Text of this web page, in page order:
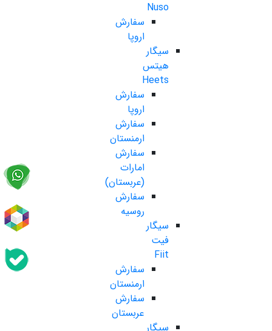
Nuso
سفارش
اروپا
سیگار
هیتس
Heets
سفارش
اروپا
سفارش
ارمنستان
سفارش
امارات
(عربستان)
سفارش
روسیه
سیگار
فیت
Fiit
سفارش
ارمنستان
سفارش
عربستان
سیگار